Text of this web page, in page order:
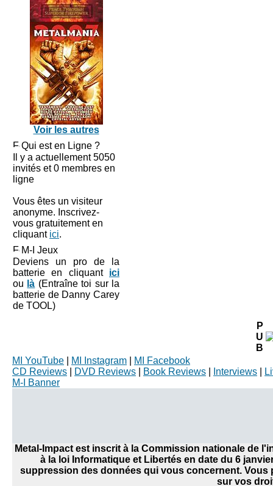
Voir les autres
Qui est en Ligne ?
Il y a actuellement 5050
invités et 0 membres en
ligne
Vous êtes un visiteur
anonyme. Inscrivez-
vous gratuitement en
cliquant ici.
M-I Jeux
Deviens un pro de la
batterie en cliquant ici
ou là (Entraîne toi sur la
batterie de Danny Carey
de TOOL)
P
U
B
MI YouTube
MI Instagram
MI Facebook
CD Reviews
DVD Reviews Book Reviews Interviews
M-I Banner
Metal-Impact est inscrit à la Commission nationale de
à la loi Informatique et Libertés en date du 6
suppression des données qui vous concernent.
sur vos